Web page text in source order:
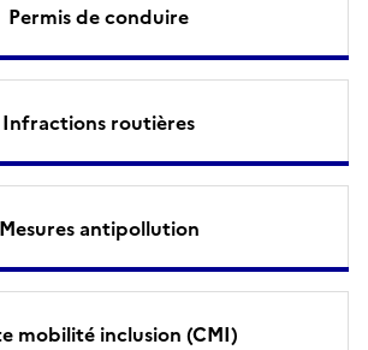
Permis de conduire
Infractions routières
Mesures antipollution
mobilité inclusion (CMI)